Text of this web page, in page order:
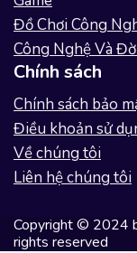
Đồ Chơi Công
Công Nghệ Và
Chính sách
Chính sách bảo
Điều khoản sử
Về chúng tôi
Liên hệ chúng tôi
Copyright © 2024
rights reserved